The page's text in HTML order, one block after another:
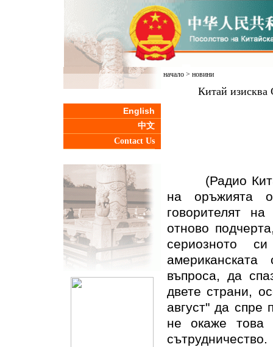
English
中文
Contact Us
начало> новини
Китай изисква
(Радио Китай
на оръжията
говорителят
отново
сериозното
въпроса, да
двете страни,
август" да
не окаже това
сътрудничество.